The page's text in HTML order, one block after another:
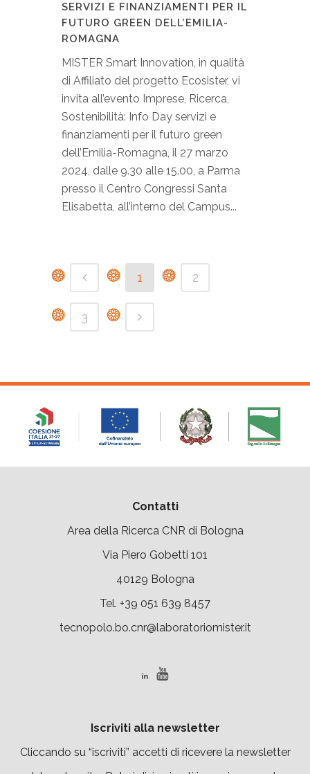
SERVIZI E FINANZIAMENTI PER IL
FUTURO GREEN DELL’EMILIA-
ROMAGNA
MISTER Smart Innovation, in qualità
di Affiliato del progetto Ecosister, vi
invita all’evento Imprese, Ricerca,
Sostenibilità: Info Day servizi e
finanziamenti per il futuro green
dell’Emilia-Romagna, il 27 marzo
2024, dalle 9.30 alle 15.00, a Parma
presso il Centro Congressi Santa
Elisabetta, all’interno del Campus...
1 2
3
Contatti
Area della Ricerca CNR di Bologna
Via Piero Gobetti 101
40129 Bologna
Tel. +39 051 639 8457
tecnopolo.bo.cnr@laboratoriomister.it
Iscriviti alla newsletter
Cliccando su “iscriviti” accetti di ricevere la newsletter